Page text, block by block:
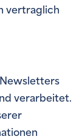
vertraglich
verarbeitet.